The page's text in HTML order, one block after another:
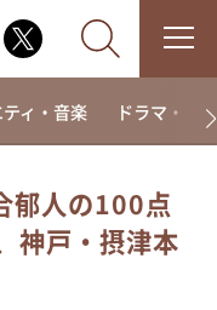
ィ・音楽 ドラマ・映画
郁人の100点
神戸・摂津本